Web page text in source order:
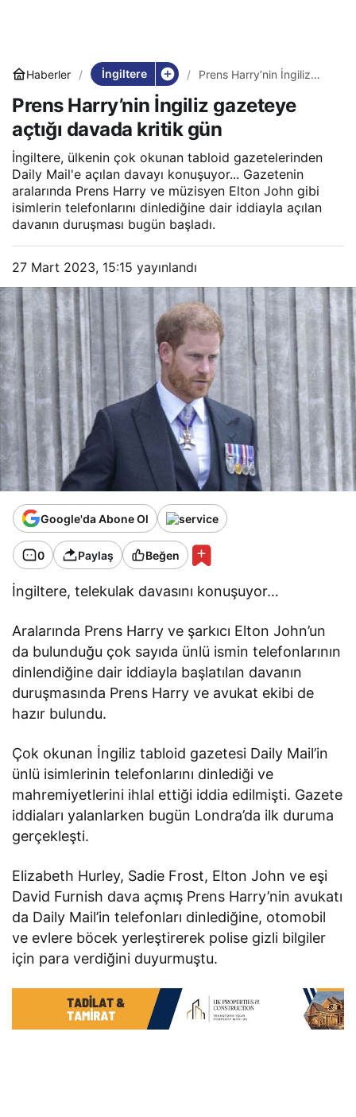
Haberler İngiltere
Prens Harry’nin İngiliz
kritik gün
Prens Harry’nin İngiliz gazeteye
açtığı davada kritik gün
İngiltere, ülkenin çok okunan tabloid gazetelerinden
Daily Mail'e açılan davayı konuşuyor... Gazetenin
aralarında Prens Harry ve müzisyen Elton John gibi
isimlerin telefonlarını dinlediğine dair iddiayla açılan
davanın duruşması bugün başladı.
27 Mart 2023, 15:15 yayınlandı
Google'da Abone Ol
0 Paylaş Beğen
İngiltere, telekulak davasını konuşuyor…
Aralarında Prens Harry ve şarkıcı Elton John’un
da bulunduğu çok sayıda ünlü ismin telefonlarının
dinlendiğine dair iddiayla başlatılan davanın
duruşmasında Prens Harry ve avukat ekibi de
hazır bulundu.
Çok okunan İngiliz tabloid gazetesi Daily Mail’in
ünlü isimlerinin telefonlarını dinlediği ve
mahremiyetlerini ihlal ettiği iddia edilmişti. Gazete
iddiaları yalanlarken bugün Londra’da ilk duruma
gerçekleşti.
Elizabeth Hurley, Sadie Frost, Elton John ve eşi
David Furnish dava açmış Prens Harry’nin avukatı
da Daily Mail’in telefonları dinlediğine, otomobil
ve evlere böcek yerleştirerek polise gizli bilgiler
için para verdiğini duyurmuştu.